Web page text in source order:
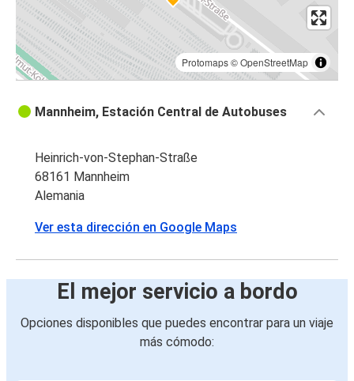
Protomaps©OpenStreetMap
Mannheim, Estación Central de Autobuses
Heinrich-von-Stephan-Straße
68161 Mannheim
Alemania
Ver esta dirección en Google Maps
El mejor servicio a bordo
Opciones disponibles que puedes encontrar para un viaje
más cómodo: